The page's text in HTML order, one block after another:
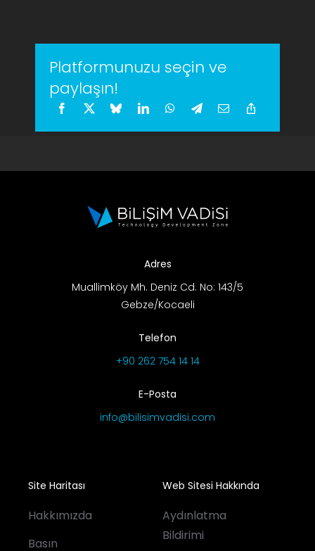
Platformunuzu seçin ve
paylaşın!
Adres
Muallimköy Mh. Deniz Cd. No: 143/5
Gebze/Kocaeli
Telefon
+90 262 754 14 14
E-Posta
info@bilisimvadisi.com
Site Haritası
Hakkımızda
Basın
Web Sitesi Hakkında
Aydınlatma
Bildirimi